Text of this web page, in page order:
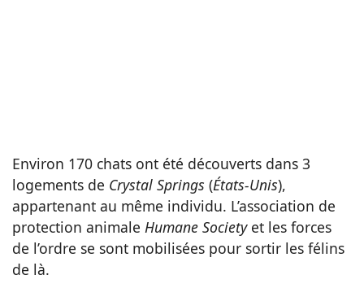
Environ 170 chats ont été découverts dans 3
logements de Crystal Springs (États-Unis),
appartenant au même individu. L’association de
protection animale Humane Societyet les forces
de l’ordre se sont mobilisées pour sortir les félins
de là.